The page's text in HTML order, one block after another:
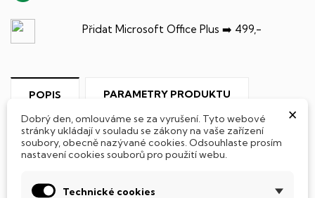
Přidat Microsoft Office Plus ➡️ 499,-
POPIS PARAMETRY PRODUKTU
SSD Disk
×
Dobrý den, omlouváme se za vyrušení. Tyto webové
stránky ukládají v souladu se zákony na vaše zařízení
soubory, obecně nazývané cookies. Odsouhlaste prosím
nastavení cookies souborů pro použití webu.
Technické cookies